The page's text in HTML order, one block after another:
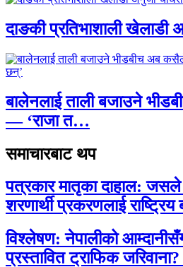
दाङकी प्रतिभाशाली खेलाडी
बालेनलाई ताली बजाउने
— ‘राजा त…
समाचारबाट थप
पत्रकार मातृका दाहाल:
शरणार्थी प्रकरणलाई
विश्लेषण: नेपालीको
प्रस्तावित ट्राफिक